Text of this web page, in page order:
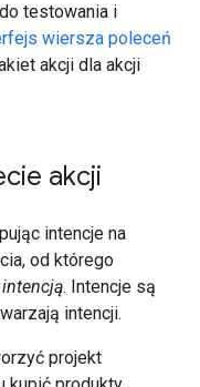
testowania i
wiersza poleceń
akcji dla akcji
akcji
intencje na
od którego
intencją. Intencje są
intencji.
projekt